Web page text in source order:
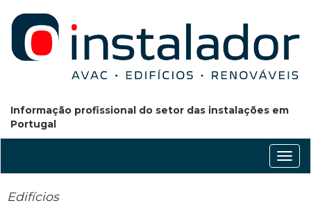
Informação profissional do setor das instalações em
Portugal
Edifícios